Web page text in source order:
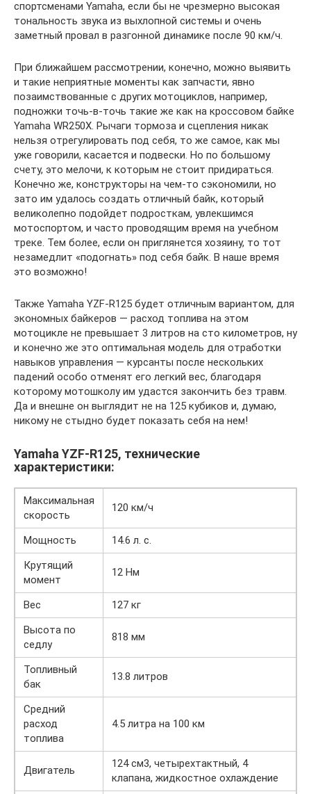
спортсменами Yamaha, если бы не чрезмерно высокая
тональность звука из выхлопной системы и очень
заметный провал в разгонной динамике после 90 км/ч.
При ближайшем рассмотрении, конечно, можно выявить
и такие неприятные моменты как запчасти, явно
позаимствованные с других мотоциклов, например,
подножки точь-в-точь такие же как на кроссовом байке
Yamaha WR250X. Рычаги тормоза и сцепления никак
нельзя отрегулировать под себя, то же самое, как мы
уже говорили, касается и подвески. Но по большому
счету, это мелочи, к которым не стоит придираться.
Конечно же, конструкторы на чем-то сэкономили, но
зато им удалось создать отличный байк, который
великолепно подойдет подросткам, увлекшимся
мотоспортом, и часто проводящим время на учебном
треке. Тем более, если он приглянется хозяину, то тот
незамедлит «подогнать» под себя байк. В наше время
это возможно!
Также Yamaha YZF-R125 будет отличным вариантом, для
экономных байкеров — расход топлива на этом
мотоцикле не превышает 3 литров на сто километров, ну
и конечно же это оптимальная модель для отработки
навыков управления — курсанты после нескольких
падений особо отменят его легкий вес, благодаря
которому мотошколу им удастся закончить без травм.
Да и внешне он выглядит не на 125 кубиков и, думаю,
никому не стыдно будет показать себя на нем!
Yamaha YZF-R125, технические
характеристики:
Максимальная
скорость
120 км/ч
Мощность
14.6 л. с.
Крутящий
момент
12 Нм
Вес
127 кг
Высота по
седлу
818 мм
Топливный
бак
13.8 литров
Средний
расход
топлива
4.5 литра на 100 км
Двигатель
124 см3, четырехтактный, 4
клапана, жидкостное охлаждение